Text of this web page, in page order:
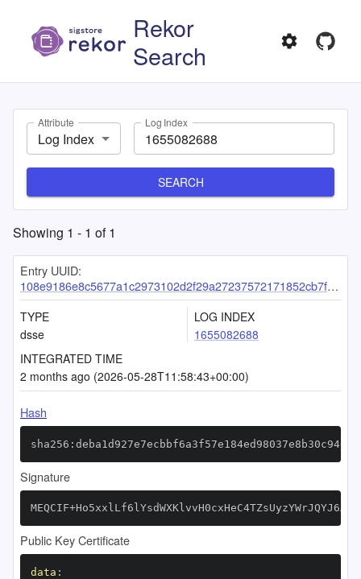
Rekor
Search
Attribute
Log Index
Log Index
SEARCH
Showing 1 - 1 of1
Entry UUID:
108e9186e8c5677a1c2973102d2f29a27237572171852cb7f4e5825eb32d05d8c601a6090931e4ae
TYPE
dsse
LOG INDEX
1655082688
INTEGRATED TIME
2 months ago (2026-05-28T11:58:43+00:00)
Hash
Signature
Public Key Certificate
data :